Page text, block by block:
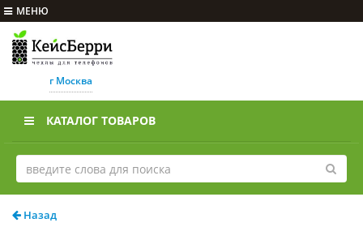
МЕНЮ
г Москва
КАТАЛОГ ТОВАРОВ
Назад